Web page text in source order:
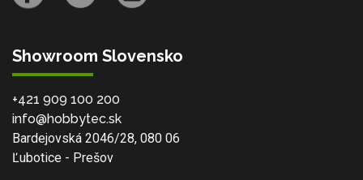
Showroom Slovensko
+421 909 100 200
info@hobbytec.sk
Bardejovská 2046/28, 080 06
Ľubotice - Prešov